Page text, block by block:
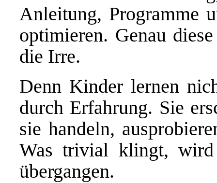
Anleitung, Programme
optimieren. Genau
die Irre.
Denn Kinder lernen
durch Erfahrung. Sie
sie handeln,
Was trivial klingt,
übergangen.